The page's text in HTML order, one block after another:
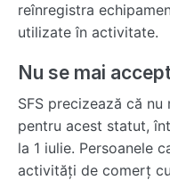
reînregistra
utilizate în activitate.
Nu se mai
SFS precizează că
pentru acest statut,
la 1 iulie. Persoanele
activități de comerț